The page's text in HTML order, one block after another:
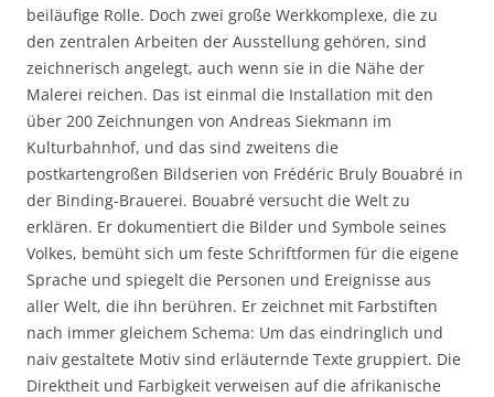
beiläufige Rolle. Doch zwei große Werkkomplexe, die zu
den zentralen Arbeiten der Ausstellung gehören, sind
zeichnerisch angelegt, auch wenn sie in die Nähe der
Malerei reichen. Das ist einmal die Installation mit den
über 200 Zeichnungen von Andreas Siekmann im
Kulturbahnhof, und das sind zweitens die
postkartengroßen Bildserien von Frédéric Bruly Bouabré in
der Binding-Brauerei. Bouabré versucht die Welt zu
erklären. Er dokumentiert die Bilder und Symbole seines
Volkes, bemüht sich um feste Schriftformen für die eigene
Sprache und spiegelt die Personen und Ereignisse aus
aller Welt, die ihn berühren. Er zeichnet mit Farbstiften
nach immer gleichem Schema: Um das eindringlich und
naiv gestaltete Motiv sind erläuternde Texte gruppiert. Die
Direktheit und Farbigkeit verweisen auf die afrikanische